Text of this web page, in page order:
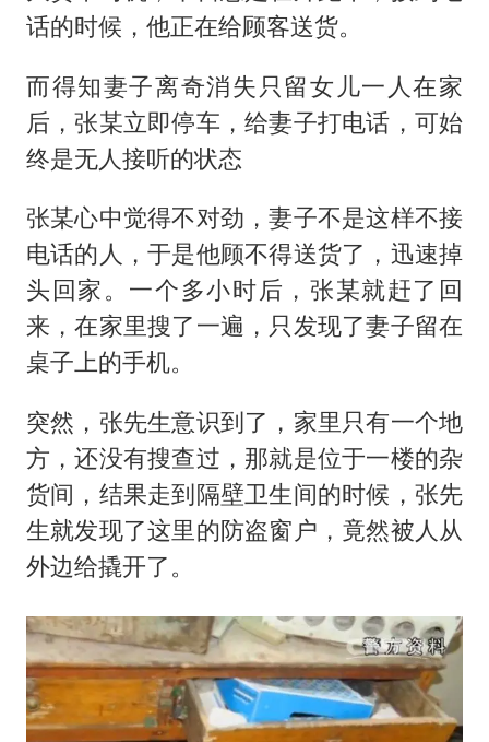
话的时候，他正在给顾客送货。
而得知妻子离奇消失只留女儿一人在家
后，张某立即停车，给妻子打电话，可始
终是无人接听的状态
张某心中觉得不对劲，妻子不是这样不接
电话的人，于是他顾不得送货了，迅速掉
头回家。一个多小时后，张某就赶了回
来，在家里搜了一遍，只发现了妻子留在
桌子上的手机。
突然，张先生意识到了，家里只有一个地
方，还没有搜查过，那就是位于一楼的杂
货间，结果走到隔壁卫生间的时候，张先
生就发现了这里的防盗窗户，竟然被人从
外边给撬开了。